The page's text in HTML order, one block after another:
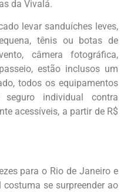
da Vivalá.
levar sanduíches leves,
tênis ou botas de
câmera fotográfica,
estão inclusos um
todos os equipamentos
individual contra
acessíveis, a partir de R$
para o Rio de Janeiro e
se surpreender ao